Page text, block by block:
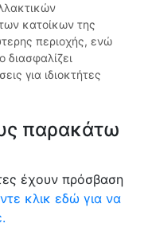
κατοίκων της
περιοχής, ενώ
διασφαλίζει
για ιδιοκτήτες
παρακάτω
έχουν πρόσβαση
κλικ εδώ για να